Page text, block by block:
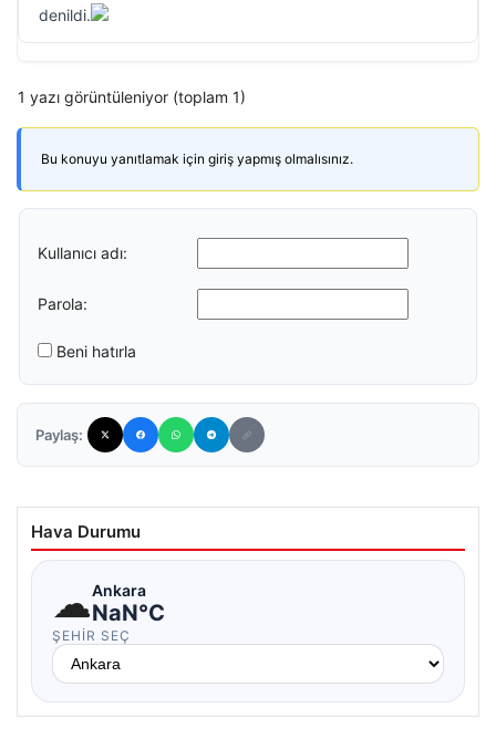
denildi.
1 yazı görüntüleniyor (toplam 1)
Bu konuyu yanıtlamak için giriş yapmış olmalısınız.
Kullanıcı adı:
Parola:
Beni hatırla
Paylaş:
Hava Durumu
☁Ankara
NaN°C
ŞEHIR SEÇ